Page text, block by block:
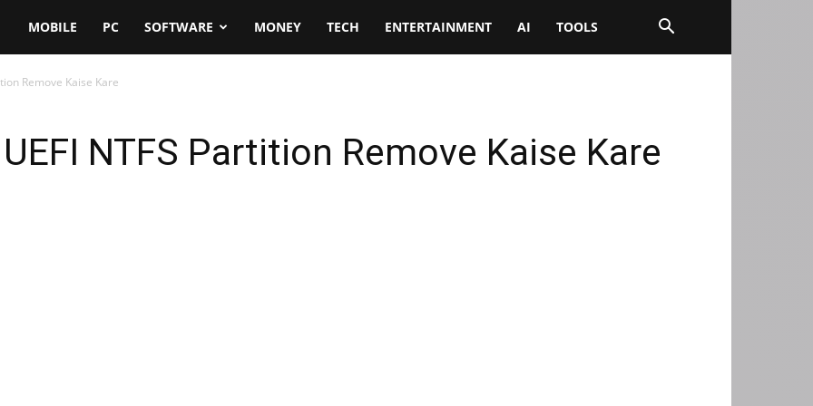
MOBILE PC SOFTWARE MONEY TECH ENTERTAINMENT AI TOOLS
Remove Kaise Kare
NTFS Partition Remove Kaise Kare